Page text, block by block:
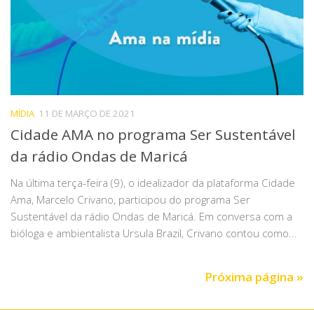
MÍDIA 11 DE MARÇO DE 2021
Cidade AMA no programa Ser Sustentável
da rádio Ondas de Maricá
Na última terça-feira (9), o idealizador da plataforma Cidade
Ama, Marcelo Crivano, participou do programa Ser
Sustentável da rádio Ondas de Maricá. Em conversa com a
bióloga e ambientalista Ursula Brazil, Crivano contou como...
Próxima página »